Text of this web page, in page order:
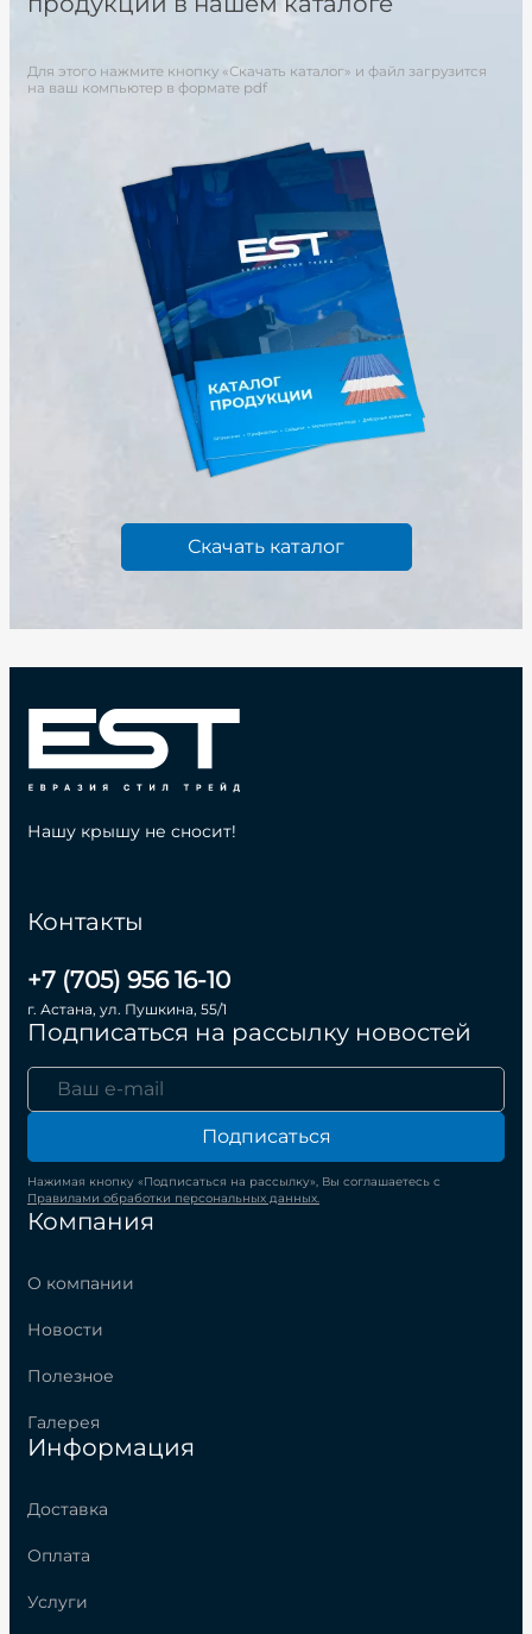
Для этого нажмите кнопку «Скачать каталог» и файл загрузится
на ваш компьютер в формате pdf
Скачать каталог
Компания
О компании
Новости
Полезное
Галерея
Информация
Доставка
Оплата
Услуги
Контакты
+7 (705) 956 16-10
г. Астана, ул. Пушкина, 55/1
Подписаться на рассылку новостей
Подписаться
Нажимая кнопку «Подписаться на рассылку», Вы соглашаетесь с
Правилами обработки персональных данных.
Нашу крышу не сносит!